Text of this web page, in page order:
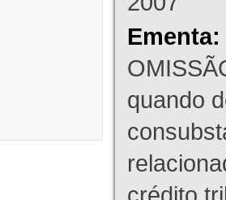
Ementa:
quando